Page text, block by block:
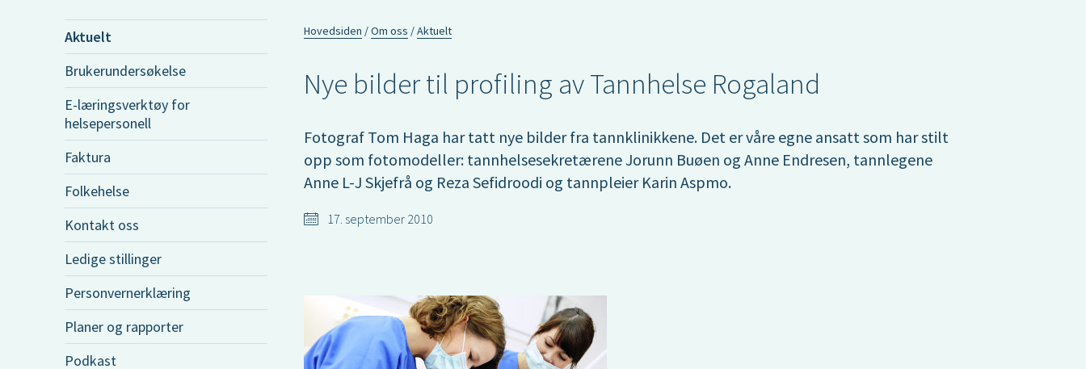
Aktuelt
Brukerundersøkelse
E-læringsverktøy for
helsepersonell
Faktura
Folkehelse
Kontakt oss
Ledige stillinger
Personvernerklæring
Planer og rapporter
Podkast
Hovedsiden Om oss Aktuelt
Nye bilder til profiling av Tannhelse Rogaland
Fotograf Tom Haga har tatt nye bilder fra tannklinikkene. Det er våre egne ansatt som har stilt
opp som fotomodeller: tannhelsesekretærene Jorunn Buøen og Anne Endresen, tannlegene
Anne L-J Skjefrå og Reza Sefidroodi og tannpleier Karin Aspmo.
17. september 2010